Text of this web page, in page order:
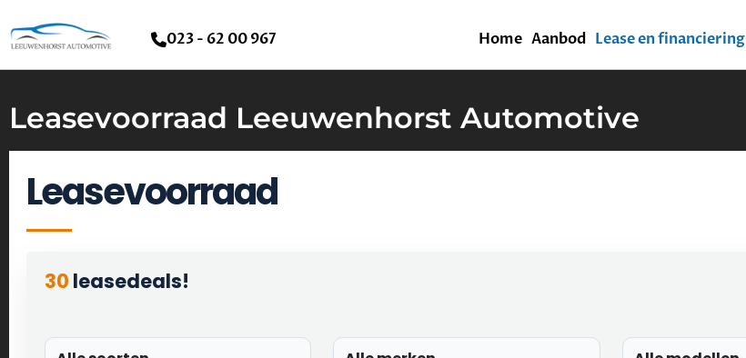
023 - 62 00 967 Home Aanbod Lease en financiering
Leasevoorraad Leeuwenhorst Automotive